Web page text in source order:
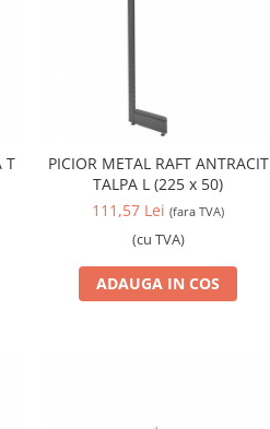
PICIOR METAL RAFT ANTRACIT
TALPA L (225 x 50)
111,57 Lei (fara TVA)
(cu TVA)
ADAUGA IN COS